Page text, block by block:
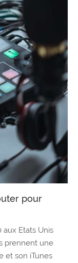
pour
Etats Unis
prennent une
et son iTunes